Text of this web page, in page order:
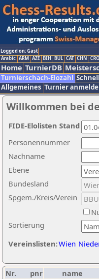
Logged on: Gast
Arabic ARM AZE BIH BUL CAT CHN CRO
Home TurnierDB
Turnierschach-Elozahl
Allgemeines Turnier
Willkommen bei
Nachname
Ebene
Sortierung
Personennummer
Bundesland
Spgem./Kreis/Verein
Vereinslisten:Wien
FIDE-Elolisten Stand
Nr. pnr name